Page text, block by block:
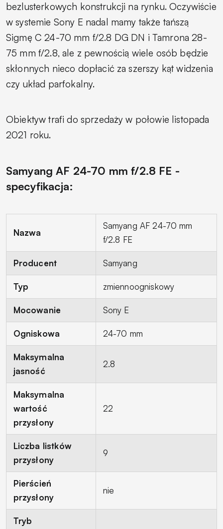
bezlusterkowych konstrukcji na rynku. Oczywiście
w systemie Sony E nadal mamy także tańszą
Sigmę C 24-70 mm f/2.8 DG DN i Tamrona 28-
75 mm f/2.8, ale z pewnością wiele osób będzie
skłonnych nieco dopłacić za szerszy kąt widzenia
czy układ parfokalny.
Obiektyw trafi do sprzedaży w połowie listopada
2021 roku.
Samyang AF 24-70 mm f/2.8 FE -
specyfikacja:
Nazwa
Samyang AF 24-70 mm
f/2.8 FE
Producent Samyang
Typ zmiennoogniskowy
Mocowanie Sony E
Ogniskowa 24-70 mm
Maksymalna
jasność
2.8
Maksymalna
wartość
przysłony
22
Liczba listków
przysłony
9
Pierścień
przysłony
nie
Tryb